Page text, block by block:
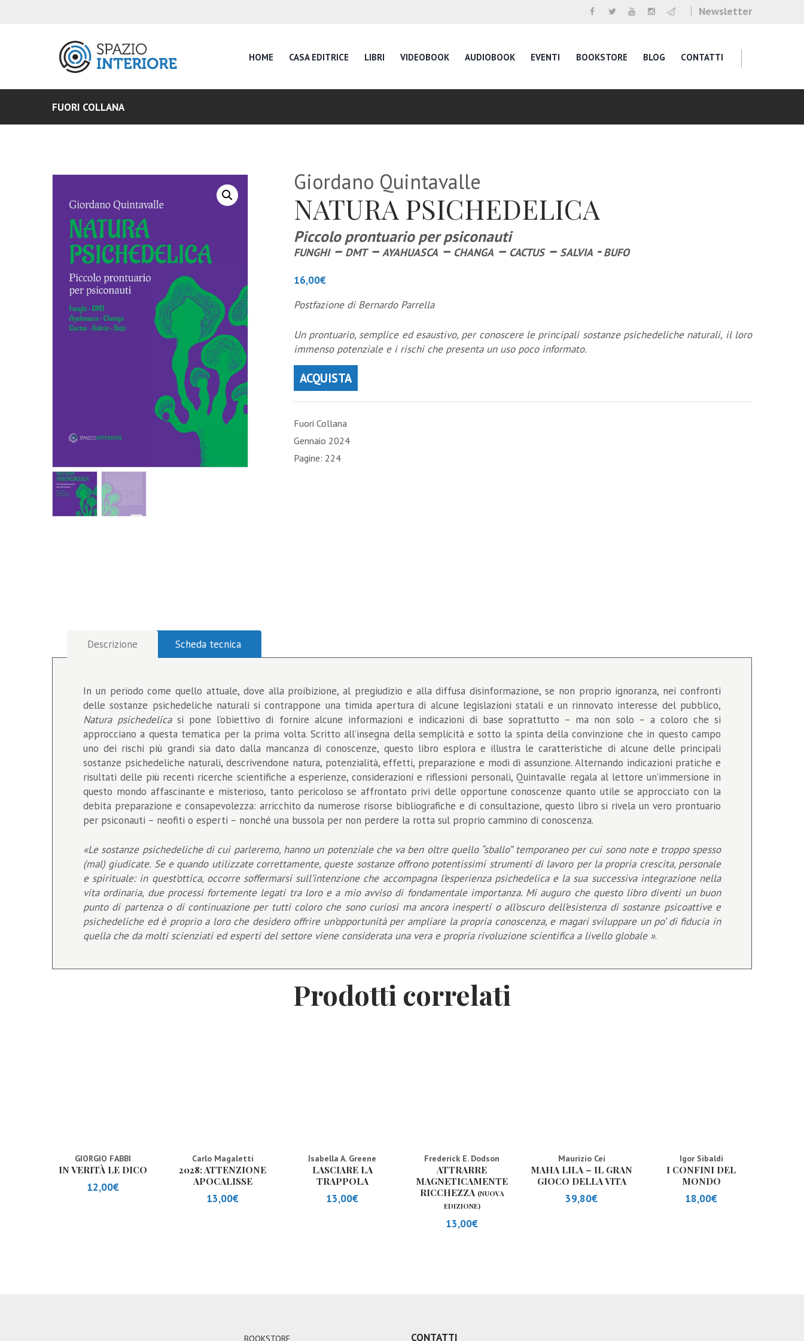
Newsletter
HOME CASA EDITRICE LIBRI VIDEOBOOK AUDIOBOOK EVENTI BOOKSTORE BLOG CONTATTI
FUORI COLLANA
Giordano Quintavalle
NATURA PSICHEDELICA
Piccolo prontuario per psiconauti
funghi – dmt – ayahuasca – changa – cactus – salvia - bufo
16,00€
Postfazione di Bernardo Parrella
Un prontuario, semplice ed esaustivo, per conoscere le principali sostanze psichedeliche naturali, il loro
immenso potenziale e i rischi che presenta un uso poco informato.
ACQUISTA
Fuori Collana
Gennaio 2024
Pagine: 224
Descrizione Scheda tecnica
In un periodo come quello attuale, dove alla proibizione, al pregiudizio e alla diffusa disinformazione, se non proprio ignoranza, nei confronti
delle sostanze psichedeliche naturali si contrappone una timida apertura di alcune legislazioni statali e un rinnovato interesse del pubblico,
Natura psichedelicasi pone l’obiettivo di fornire alcune informazioni e indicazioni di base soprattutto – ma non solo – a coloro che si
approcciano a questa tematica per la prima volta. Scritto all’insegna della semplicità e sotto la spinta della convinzione che in questo campo
uno dei rischi più grandi sia dato dalla mancanza di conoscenze, questo libro esplora e illustra le caratteristiche di alcune delle principali
sostanze psichedeliche naturali, descrivendone natura, potenzialità, effetti, preparazione e modi di assunzione. Alternando indicazioni pratiche e
risultati delle più recenti ricerche scientifiche a esperienze, considerazioni e riflessioni personali, Quintavalle regala al lettore un’immersione in
questo mondo affascinante e misterioso, tanto pericoloso se affrontato privi delle opportune conoscenze quanto utile se approcciato con la
debita preparazione e consapevolezza: arricchito da numerose risorse bibliografiche e di consultazione, questo libro si rivela un vero prontuario
per psiconauti – neofiti o esperti – nonché una bussola per non perdere la rotta sul proprio cammino di conoscenza.
«Le sostanze psichedeliche di cui parleremo, hanno un potenziale che va ben oltre quello “sballo” temporaneo per cui sono note e troppo spesso
(mal) giudicate. Se e quando utilizzate correttamente, queste sostanze offrono potentissimi strumenti di lavoro per la propria crescita, personale
e spirituale: in quest’ottica, occorre soffermarsi sull’intenzione che accompagna l’esperienza psichedelica e la sua successiva integrazione nella
vita ordinaria, due processi fortemente legati tra loro e a mio avviso di fondamentale importanza. Mi auguro che questo libro diventi un buon
punto di partenza o di continuazione per tutti coloro che sono curiosi ma ancora inesperti o all’oscuro dell’esistenza di sostanze psicoattive e
psichedeliche ed è proprio a loro che desidero offrire un’opportunità per ampliare la propria conoscenza, e magari sviluppare un po’ di fiducia in
quella che da molti scienziati ed esperti del settore viene considerata una vera e propria rivoluzione scientifica a livello globale ».
Prodotti correlati
GIORGIO FABBI
IN VERITÀ LE DICO
12,00€
Carlo Magaletti
2028: ATTENZIONE
APOCALISSE
13,00€
Isabella A. Greene
LASCIARE LA
TRAPPOLA
13,00€
Frederick E. Dodson
ATTRARRE
MAGNETICAMENTE
RICCHEZZA (NUOVA
EDIZIONE)
13,00€
Maurizio Cei
MAHA LILA – IL GRAN
GIOCO DELLA VITA
39,80€
Igor Sibaldi
I CONFINI DEL
MONDO
18,00€
BOOKSTORE CONTATTI